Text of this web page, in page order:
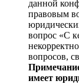
данной
правовым
вопрос «С
вопросов,
имеет